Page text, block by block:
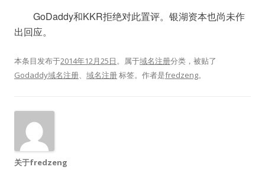
	GoDaddy
和KKR拒绝对此置评。银湖资本也尚未作
出回应。
本条目发布于2014年12月25日。属于域名注册分类，被贴了
Godaddy域名注册、 域名注册标签。 作者是fredzeng。
关于fredzeng